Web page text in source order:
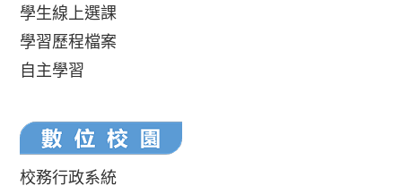
學生線上選課
學習歷程檔案
自主學習
校務行政系統